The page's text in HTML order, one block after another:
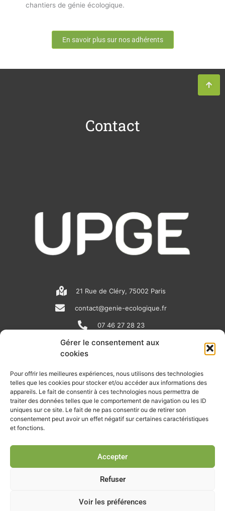
Gérer le consentement aux
cookies
Pour offrir les meilleures expériences, nous utilisons des technologies
telles que les cookies pour stocker et/ou accéder aux informations des
appareils. Le fait de consentir à ces technologies nous permettra de
traiter des données telles que le comportement de navigation ou les ID
uniques sur ce site. Le fait de ne pas consentir ou de retirer son
consentement peut avoir un effet négatif sur certaines caractéristiques
et fonctions.
Accepter
Refuser
Voir les préférences
chantiers de génie écologique.
En savoir plus sur nos adhérents
Contact
21 Rue de Cléry, 75002 Paris
contact@genie-ecologique.fr
07 46 27 28 23
N
e
w
s
p
p
e
i
n
k
e
i
n
o
u
t
u
e
RECEVOIR L'ACTU DE LA FILIÈRE
Retrouvez tous les mois les articles terrain de nos adhérents, les
rendez-vous importants de la filière, nos offres de stages et
Je m'abonne à la lettre d'info